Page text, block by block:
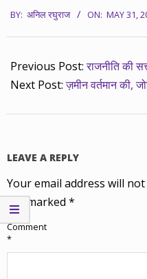
05-
31
BY: अनिल रघुराज ON: MAY 31,
Previous Post:राजनीति की
Next Post:ज़मीन वर्तमान की,
LEAVE A REPLY
Your email address will
are marked *
Comment
*